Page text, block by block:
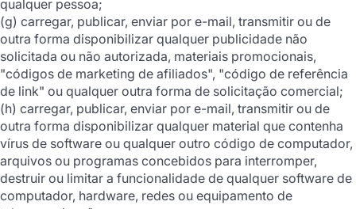
qualquer pessoa;
(g) carregar, publicar, enviar por e-mail, transmitir ou de
outra forma disponibilizar qualquer publicidade não
solicitada ou não autorizada, materiais promocionais,
"códigos de marketing de afiliados", "código de referência
de link" ou qualquer outra forma de solicitação comercial;
(h) carregar, publicar, enviar por e-mail, transmitir ou de
outra forma disponibilizar qualquer material que contenha
vírus de software ou qualquer outro código de computador,
arquivos ou programas concebidos para interromper,
destruir ou limitar a funcionalidade de qualquer software de
computador, hardware, redes ou equipamento de